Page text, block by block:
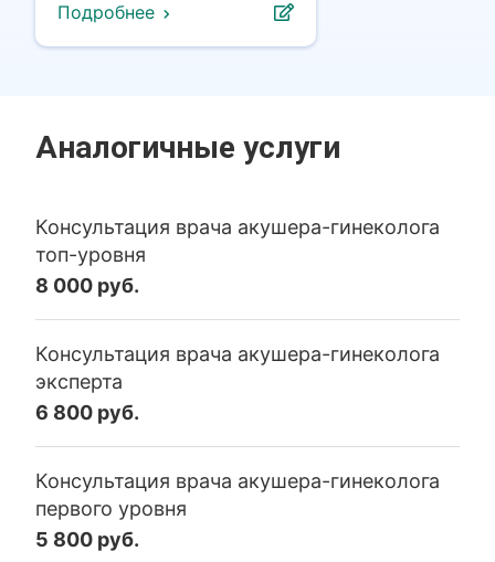
Подробнее
Аналогичные услуги
Консультация врача акушера-гинеколога
топ-уровня
8 000 руб.
Консультация врача акушера-гинеколога
эксперта
6 800 руб.
Консультация врача акушера-гинеколога
первого уровня
5 800 руб.